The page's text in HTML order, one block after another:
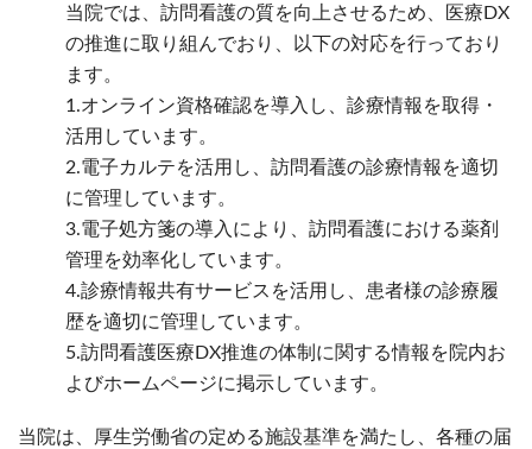
当院では、訪問看護の質を向上させるため、医療DX
の推進に取り組んでおり、以下の対応を行っており
ます。
1.オンライン資格確認を導入し、診療情報を取得・
活用しています。
2.電子カルテを活用し、訪問看護の診療情報を適切
に管理しています。
3.電子処方箋の導入により、訪問看護における薬剤
管理を効率化しています。
4.診療情報共有サービスを活用し、患者様の診療履
歴を適切に管理しています。
5.訪問看護医療DX推進の体制に関する情報を院内お
よびホームページに掲示しています。
当院は、厚生労働省の定める施設基準を満たし、各種の届